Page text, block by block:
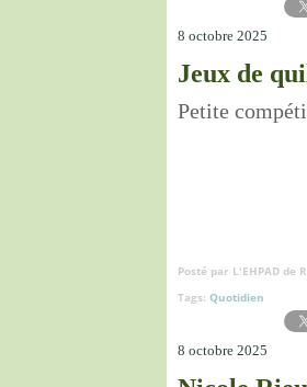
8 octobre 2025
Jeux de
Petite
Posté par L'EHPAD de
Tags: Quotidien
8 octobre 2025